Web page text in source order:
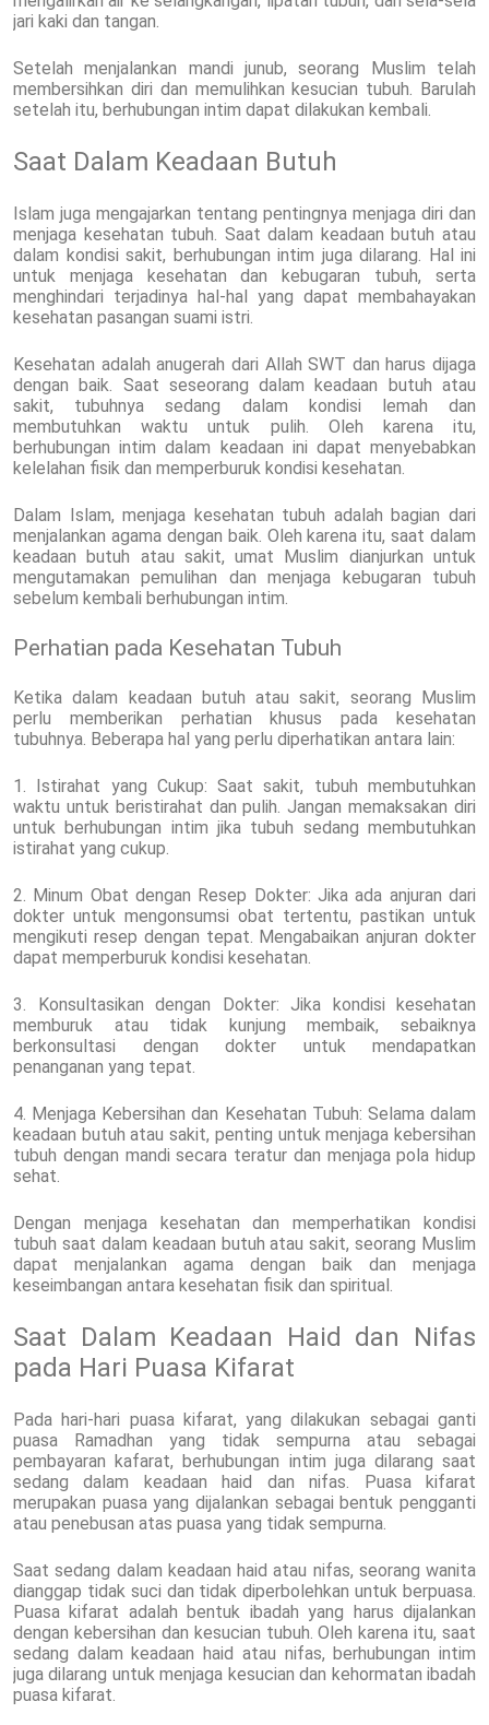
jari kaki dan tangan.
Setelah menjalankan mandi junub, seorang Muslim telah
membersihkan diri dan memulihkan kesucian tubuh. Barulah
setelah itu, berhubungan intim dapat dilakukan kembali.
Saat Dalam Keadaan Butuh
Islam juga mengajarkan tentang pentingnya menjaga diri dan
menjaga kesehatan tubuh. Saat dalam keadaan butuh atau
dalam kondisi sakit, berhubungan intim juga dilarang. Hal ini
untuk menjaga kesehatan dan kebugaran tubuh, serta
menghindari terjadinya hal-hal yang dapat membahayakan
kesehatan pasangan suami istri.
Kesehatan adalah anugerah dari Allah SWT dan harus dijaga
dengan baik. Saat seseorang dalam keadaan butuh atau
sakit, tubuhnya sedang dalam kondisi lemah dan
membutuhkan waktu untuk pulih. Oleh karena itu,
berhubungan intim dalam keadaan ini dapat menyebabkan
kelelahan fisik dan memperburuk kondisi kesehatan.
Dalam Islam, menjaga kesehatan tubuh adalah bagian dari
menjalankan agama dengan baik. Oleh karena itu, saat dalam
keadaan butuh atau sakit, umat Muslim dianjurkan untuk
mengutamakan pemulihan dan menjaga kebugaran tubuh
sebelum kembali berhubungan intim.
Perhatian pada Kesehatan Tubuh
Ketika dalam keadaan butuh atau sakit, seorang Muslim
perlu memberikan perhatian khusus pada kesehatan
tubuhnya. Beberapa hal yang perlu diperhatikan antara lain:
1. Istirahat yang Cukup: Saat sakit, tubuh membutuhkan
waktu untuk beristirahat dan pulih. Jangan memaksakan diri
untuk berhubungan intim jika tubuh sedang membutuhkan
istirahat yang cukup.
2. Minum Obat dengan Resep Dokter: Jika ada anjuran dari
dokter untuk mengonsumsi obat tertentu, pastikan untuk
mengikuti resep dengan tepat. Mengabaikan anjuran dokter
dapat memperburuk kondisi kesehatan.
3. Konsultasikan dengan Dokter: Jika kondisi kesehatan
memburuk atau tidak kunjung membaik, sebaiknya
berkonsultasi dengan dokter untuk mendapatkan
penanganan yang tepat.
4. Menjaga Kebersihan dan Kesehatan Tubuh: Selama dalam
keadaan butuh atau sakit, penting untuk menjaga kebersihan
tubuh dengan mandi secara teratur dan menjaga pola hidup
sehat.
Dengan menjaga kesehatan dan memperhatikan kondisi
tubuh saat dalam keadaan butuh atau sakit, seorang Muslim
dapat menjalankan agama dengan baik dan menjaga
keseimbangan antara kesehatan fisik dan spiritual.
Saat Dalam Keadaan Haid dan Nifas
pada Hari Puasa Kifarat
Pada hari-hari puasa kifarat, yang dilakukan sebagai ganti
puasa Ramadhan yang tidak sempurna atau sebagai
pembayaran kafarat, berhubungan intim juga dilarang saat
sedang dalam keadaan haid dan nifas. Puasa kifarat
merupakan puasa yang dijalankan sebagai bentuk pengganti
atau penebusan atas puasa yang tidak sempurna.
Saat sedang dalam keadaan haid atau nifas, seorang wanita
dianggap tidak suci dan tidak diperbolehkan untuk berpuasa.
Puasa kifarat adalah bentuk ibadah yang harus dijalankan
dengan kebersihan dan kesucian tubuh. Oleh karena itu, saat
sedang dalam keadaan haid atau nifas, berhubungan intim
juga dilarang untuk menjaga kesucian dan kehormatan ibadah
puasa kifarat.